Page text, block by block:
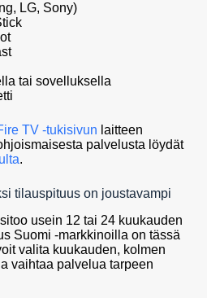
LG, Sony)
tai sovelluksella
TV -tukisivun laitteen
palvelusta löydät
.
tilauspituus on joustavampi
usein 12 tai 24 kuukauden
Suomi -markkinoilla on tässä
valita kuukauden, kolmen
vaihtaa palvelua tarpeen